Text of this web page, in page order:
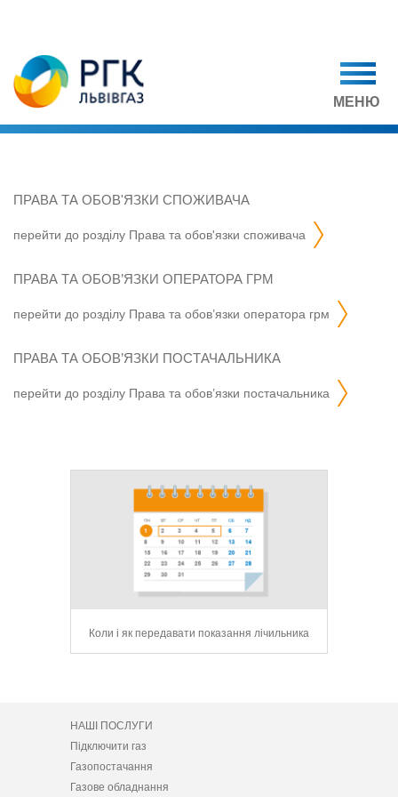
МЕНЮ
ПРАВА ТА ОБОВ'ЯЗКИ СПОЖИВАЧА
перейти до розділу права та обов'язки споживача
ПРАВА ТА ОБОВ’ЯЗКИ ОПЕРАТОРА ГРМ
перейти до розділу права та обов’язки оператора грм
ПРАВА ТА ОБОВ’ЯЗКИ ПОСТАЧАЛЬНИКА
перейти до розділу права та обов’язки постачальника
Коли і як передавати показання лічильника
НАШІ ПОСЛУГИ
Підключити газ
Газопостачання
Газове обладнання